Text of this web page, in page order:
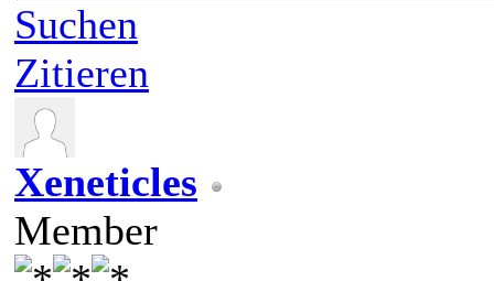
Suchen
Zitieren
Xeneticles
Member